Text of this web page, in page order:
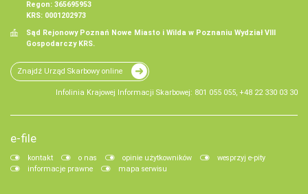
Regon: 365695953
KRS: 0001202973
Sąd Rejonowy Poznań Nowe Miasto i Wilda w Poznaniu Wydział VIII
Gospodarczy KRS.
Znajdź Urząd Skarbowy online
Infolinia Krajowej Informacji Skarbowej: 801 055 055, +48 22 330 03 30
e-file
kontakt o nas opinie użytkowników
wesprzyj e-pity
informacje prawne
mapa serwisu